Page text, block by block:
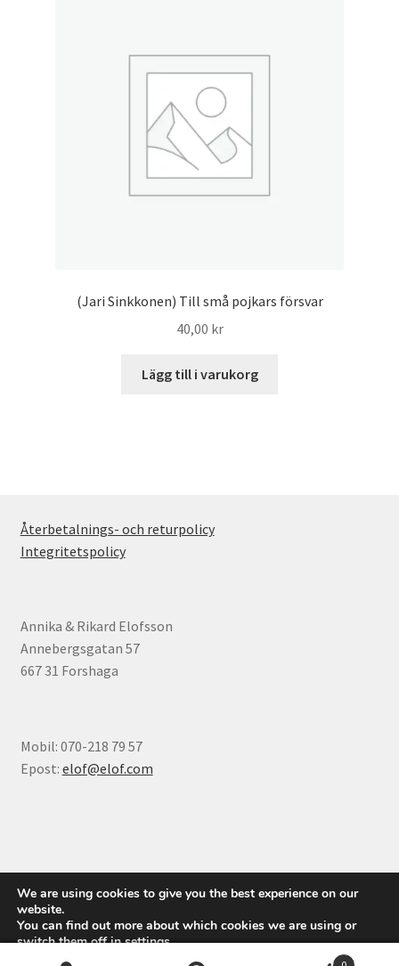
(Jari Sinkkonen) Till små pojkars försvar
40,00 kr
Lägg till i varukorg
Återbetalnings- och returpolicy
Integritetspolicy
Annika & Rikard Elofsson
Annebergsgatan 57
667 31 Forshaga
Mobil: 070-218 79 57
Epost: elof@elof.com
Integritetspolicy
Byggt med WooCommerce.
We are using cookies to give you the best experience on our
website.
You can find out more about which cookies we are using or
switch them off insettings.